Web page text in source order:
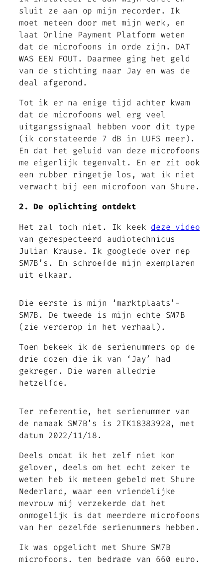
sluit ze aan op mijn recorder. Ik
moet meteen door met mijn werk, en
laat Online Payment Platform weten
dat de microfoons in orde zijn. DAT
WAS EEN FOUT. Daarmee ging het geld
van de stichting naar Jay en was de
deal afgerond.
Tot ik er na enige tijd achter kwam
dat de microfoons wel erg veel
uitgangssignaal hebben voor dit type
(ik constateerde 7 dB in LUFS meer).
En dat het geluid van deze microfoons
me eigenlijk tegenvalt. En er zit ook
een rubber ringetje los, wat ik niet
verwacht bij een microfoon van Shure.
2. De oplichting ontdekt
Het zal toch niet. Ik keek deze video
van gerespecteerd audiotechnicus
Julian Krause. Ik googlede over nep
SM7B’s. En schroefde mijn exemplaren
uit elkaar.
Die eerste is mijn ‘marktplaats’-
SM7B. De tweede is mijn echte SM7B
(zie verderop in het verhaal).
Toen bekeek ik de serienummers op de
drie dozen die ik van ‘Jay’ had
gekregen. Die waren alledrie
hetzelfde.
Ter referentie, het serienummer van
de namaak SM7B’s is 2TK18383928, met
datum 2022/11/18.
Deels omdat ik het zelf niet kon
geloven, deels om het echt zeker te
weten heb ik meteen gebeld met Shure
Nederland, waar een vriendelijke
mevrouw mij verzekerde dat het
onmogelijk is dat meerdere microfoons
van hen dezelfde serienummers hebben.
Ik was opgelicht met Shure SM7B
microfoons, ten bedrage van 660 euro.